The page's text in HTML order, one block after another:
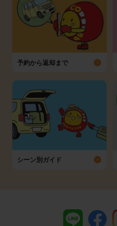
予約から返却まで
シーン別ガイド